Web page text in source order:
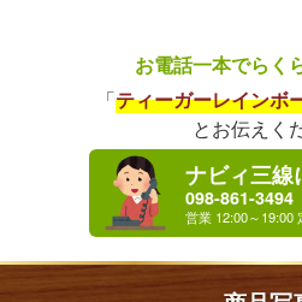
お電話一本でらく
「ティーガーレインボ
とお伝えく
ナビィ三線
098-861-3494